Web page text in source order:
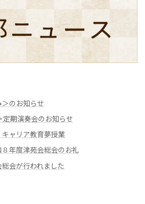
のお知らせ
期演奏会のお知らせ
キャリア教育夢授業
８年度津苑会総会のお礼
会が行われました